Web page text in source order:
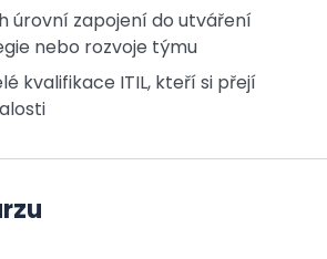
úrovní zapojení do utváření
nebo rozvoje týmu
kvalifikace ITIL, kteří si přejí